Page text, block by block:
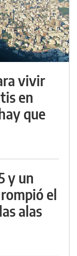
vivir
en
que
y un
el
alas